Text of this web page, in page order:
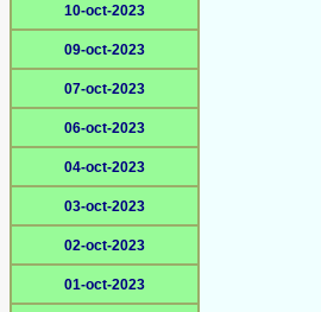
10-oct-2023
09-oct-2023
07-oct-2023
06-oct-2023
04-oct-2023
03-oct-2023
02-oct-2023
01-oct-2023